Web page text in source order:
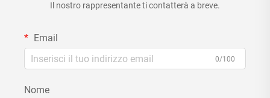
Il nostro rappresentante ti contatterà a breve.
Email
0/100
Nome